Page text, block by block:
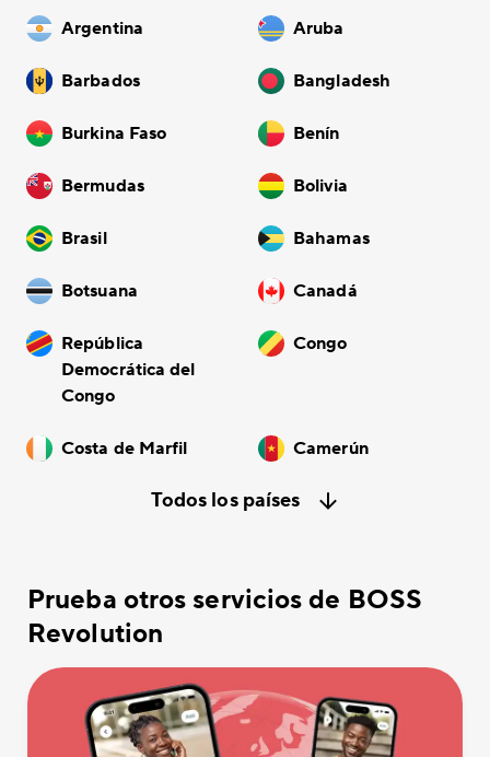
Argentina Aruba
Barbados Bangladesh
Burkina Faso Benín
Bermudas Bolivia
Brasil Bahamas
Botsuana Canadá
República
Democrática del
Congo
Congo
Costa de Marfil Camerún
Todos los países
Prueba otros servicios de BOSS
Revolution